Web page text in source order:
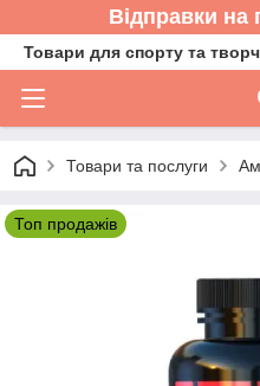
Відправки на
Товари для спорту та
Товари та послуги
Топ продажів